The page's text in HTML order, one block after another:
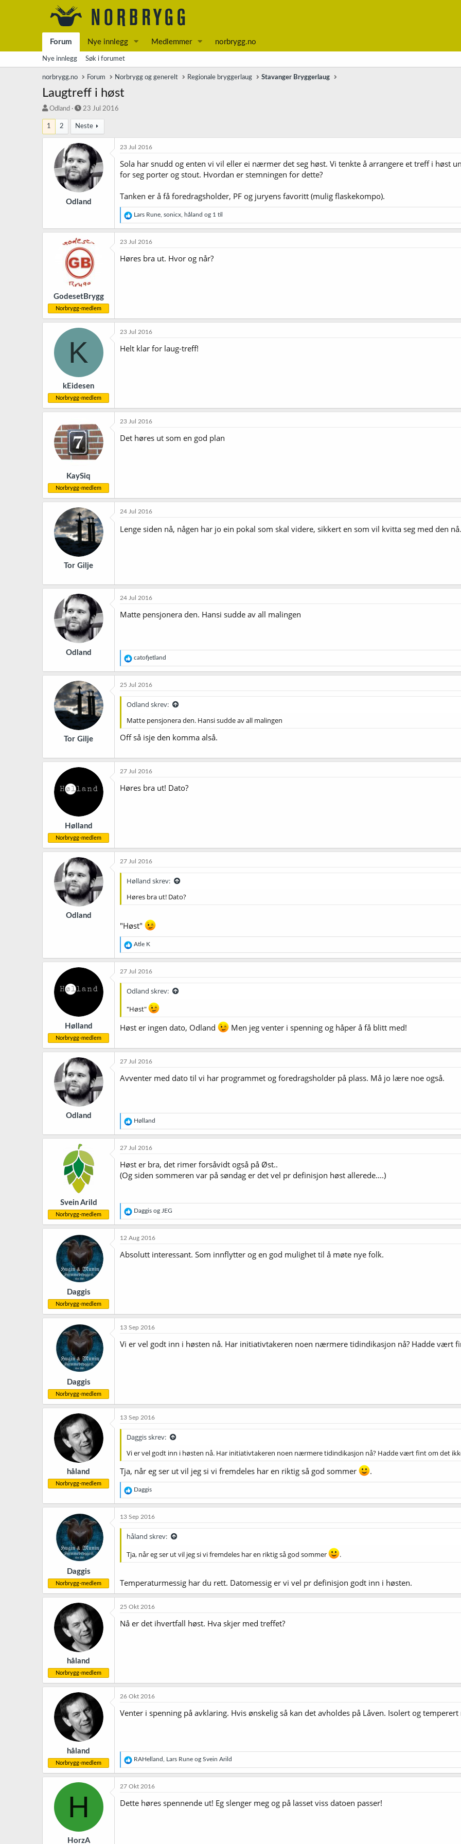
Forum Nye innlegg Medlemmer norbrygg.no
Nye innlegg Søk i forumet
norbrygg.no Forum Norbrygg og generelt Regionale bryggerlaug Stavanger Bryggerlaug
Laugtreff i høst
T
r
å
d
Odland
S
a
r
t
d
a
t
o
23 Jul 2016
1 2 Neste
Odland
23 Jul 2016
Sola har snudd og enten vi vil eller ei nærmer det seg høst. Vi tenkte å arrangere et treff i høst
for seg porter og stout. Hvordan er stemningen for dette?
Tanken er å få foredragsholder, PF og juryens favoritt (mulig flaskekompo).
R
e
a
k
o
Lars Rune sonicx håland og 1 til
GodesetBrygg
Norbrygg-medlem
23 Jul 2016
Høres bra ut. Hvor og når?
K
kEidesen
Norbrygg-medlem
23 Jul 2016
Helt klar for laug-treff!
KaySiq
Norbrygg-medlem
23 Jul 2016
Det høres ut som en god plan
Tor Gilje
24 Jul 2016
Lenge siden nå, någen har jo ein pokal som skal videre, sikkert en som vil kvitta seg med den nå.
Odland
24 Jul 2016
Matte pensjonera den. Hansi sudde av all malingen
R
e
a
k
j
o
e
:
catofjetland
Tor Gilje
25 Jul 2016
Odland skrev:
Matte pensjonera den. Hansi sudde av all malingen
Off så isje den komma alså.
Hølland
Norbrygg-medlem
27 Jul 2016
Høres bra ut! Dato?
Odland
27 Jul 2016
Hølland skrev:
Høres bra ut! Dato?
"Høst"
R
e
a
k
j
o
e
:
Atle K
Hølland
Norbrygg-medlem
27 Jul 2016
Odland skrev:
"Høst"
Høst er ingen dato, Odland Men jeg venter i spenning og håper å få blitt med!
Odland
27 Jul 2016
Avventer med dato til vi har programmet og foredragsholder på plass. Må jo lære noe også.
R
e
a
k
j
o
n
:
Hølland
Svein Arild
Norbrygg-medlem
27 Jul 2016
Høst er bra, det rimer forsåvidt også på Øst..
(Og siden sommeren var på søndag er det vel pr definisjon høst allerede....)
R
e
a
o
Daggis og JEG
Daggis
Norbrygg-medlem
12 Aug 2016
Absolutt interessant. Som innflytter og en god mulighet til å møte nye folk.
Daggis
Norbrygg-medlem
13 Sep 2016
Vi er vel godt inn i høsten nå. Har initiativtakeren noen nærmere tidindikasjon nå? Hadde vært
håland
Norbrygg-medlem
13 Sep 2016
Daggis skrev:
Vi er vel godt inn i høsten nå. Har initiativtakeren noen nærmere tidindikasjon nå? Hadde vært fint om det
Tja, når eg ser ut vil jeg si vi fremdeles har en riktig så god sommer .
R
e
a
j
o
e
Daggis
Daggis
Norbrygg-medlem
13 Sep 2016
håland skrev:
Tja, når eg ser ut vil jeg si vi fremdeles har en riktig så god sommer
.
Temperaturmessig har du rett. Datomessig er vi vel pr definisjon godt inn i høsten.
håland
Norbrygg-medlem
25 Okt 2016
Nå er det ihvertfall høst. Hva skjer med treffet?
håland
Norbrygg-medlem
26 Okt 2016
Venter i spenning på avklaring. Hvis ønskelig så kan det avholdes på Låven. Isolert og
R
e
a
k
j
o
RAHelland Lars Rune og Svein Arild
H
HorzA
27 Okt 2016
Dette høres spennende ut! Eg slenger meg og på lasset viss datoen passer!